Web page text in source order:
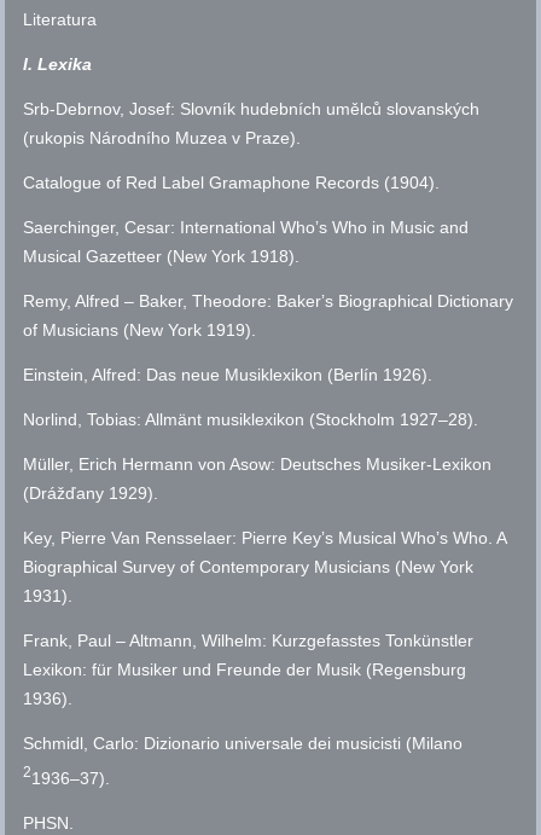
Literatura
I. Lexika
Srb-Debrnov, Josef: Slovník hudebních umělců slovanských
(rukopis Národního Muzea v Praze).
Catalogue of Red Label Gramaphone Records (1904).
Saerchinger, Cesar: International Whoʼs Who in Music and
Musical Gazetteer (New York 1918).
Remy, Alfred – Baker, Theodore: Bakerʼs Biographical Dictionary
of Musicians (New York 1919).
Einstein, Alfred: Das neue Musiklexikon (Berlín 1926).
Norlind, Tobias: Allmänt musiklexikon (Stockholm 1927–28).
Müller, Erich Hermann von Asow: Deutsches Musiker-Lexikon
(Drážďany 1929).
Key, Pierre Van Rensselaer: Pierre Keyʼs Musical Whoʼs Who. A
Biographical Survey of Contemporary Musicians (New York
1931).
Frank, Paul – Altmann, Wilhelm: Kurzgefasstes Tonkünstler
Lexikon: für Musiker und Freunde der Musik (Regensburg
1936).
Schmidl, Carlo: Dizionario universale dei musicisti (Milano
21936–37).
PHSN